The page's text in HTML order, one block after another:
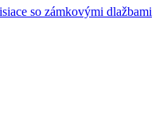
so zámkovými dlažbami